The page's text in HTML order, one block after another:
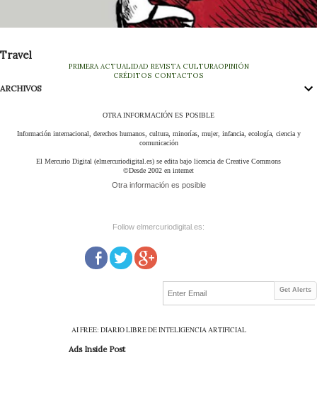
Travel
PRIMERA ACTUALIDAD REVISTA CULTURAOPINIÓN
CRÉDITOS CONTACTOS
ARCHIVOS
OTRA INFORMACIÓN ES POSIBLE
Información internacional, derechos humanos, cultura, minorías, mujer, infancia, ecología, ciencia y
comunicación
El Mercurio Digital (elmercuriodigital.es) se edita bajo licencia de Creative Commons
©Desde 2002 en internet
Otra información es posible
Follow elmercuriodigital.es:
Get Alerts
AI FREE: DIARIO LIBRE DE INTELIGENCIA ARTIFICIAL
Ads Inside Post